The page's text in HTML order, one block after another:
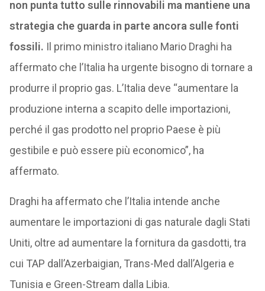
non punta tutto sulle rinnovabili ma mantiene una
strategia che guarda in parte ancora sulle fonti
fossili. Il primo ministro italiano Mario Draghi ha
affermato che l’Italia ha urgente bisogno di tornare a
produrre il proprio gas. L’Italia deve “aumentare la
produzione interna a scapito delle importazioni,
perché il gas prodotto nel proprio Paese è più
gestibile e può essere più economico”, ha
affermato.
Draghi ha affermato che l’Italia intende anche
aumentare le importazioni di gas naturale dagli Stati
Uniti, oltre ad aumentare la fornitura da gasdotti, tra
cui TAP dall’Azerbaigian, Trans-Med dall’Algeria e
Tunisia e Green-Stream dalla Libia.